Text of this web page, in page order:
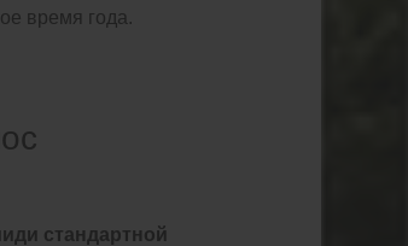
время года.
стандартной